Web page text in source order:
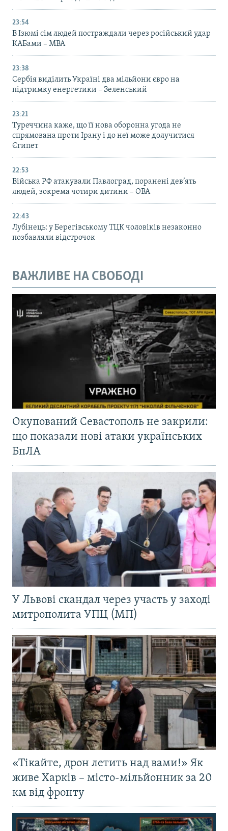
23:54
В Ізюмі сім людей постраждали через російський удар
КАБами – МВА
23:38
Сербія виділить Україні два мільйони євро на
підтримку енергетики – Зеленський
23:21
Туреччина каже, що її нова оборонна угода не
спрямована проти Ірану і до неї може долучитися
Єгипет
22:53
Війська РФ атакували Павлоград, поранені дев’ять
людей, зокрема чотири дитини – ОВА
22:43
Лубінець: у Берегівському ТЦК чоловіків незаконно
позбавляли відстрочок
ВАЖЛИВЕ НА СВОБОДІ
Окупований Севастополь не закрили:
що показали нові атаки українських
БпЛА
У Львові скандал через участь у заході
митрополита УПЦ (МП)
«Тікайте, дрон летить над вами!» Як
живе Харків – місто-мільйонник за 20
км від фронту